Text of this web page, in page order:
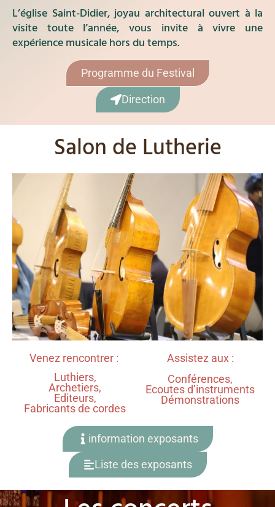
L’église Saint-Didier, joyau architectural ouvert à la
visite toute l’année, vous invite à vivre une
expérience musicale hors du temps.
Programme du Festival
Direction
Salon de Lutherie
Venez rencontrer :
Luthiers,
Archetiers,
Editeurs,
Fabricants de cordes
Assistez aux :
Conférences,
Ecoutes d’instruments
Démonstrations
information exposants
Liste des exposants